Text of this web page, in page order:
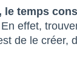
le temps
En effet,
de le créer,